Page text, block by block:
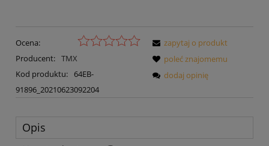
Ocena:
Producent: TMX
Kod produktu: 64EB-
91896_20210623092204
zapytaj o produkt
poleć znajomemu
dodaj opinię
Opis